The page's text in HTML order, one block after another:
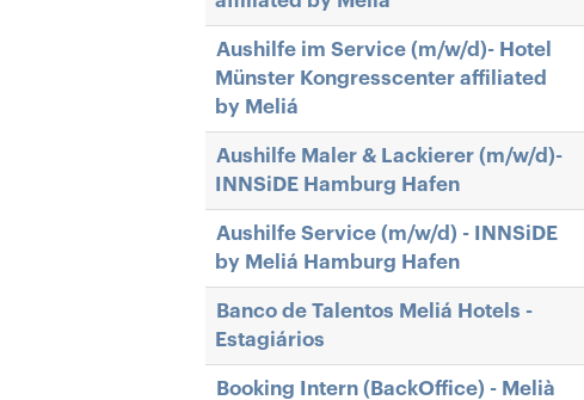
Aushilfe im Service (m/w/d)- Hotel
Münster Kongresscenter affiliated
by Meliá
Aushilfe Maler & Lackierer (m/w/d)-
INNSiDE Hamburg Hafen
Aushilfe Service (m/w/d) - INNSiDE
by Meliá Hamburg Hafen
Banco de Talentos Meliá Hotels -
Estagiários
Booking Intern (BackOffice) - Melià